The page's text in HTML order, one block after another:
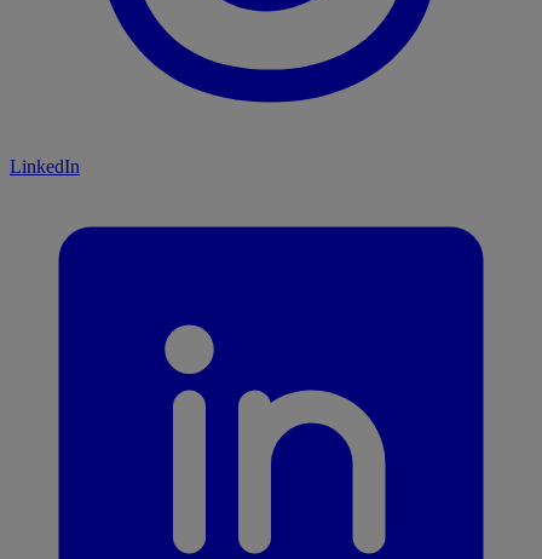
LinkedIn